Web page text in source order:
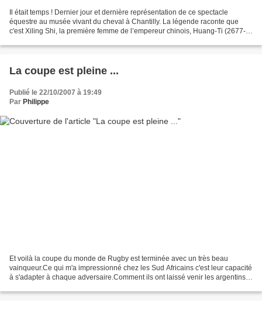
Il était temps ! Dernier jour et dernière représentation de ce spectacle
équestre au musée vivant du cheval à Chantilly. La légende raconte que
c'est Xiling Shi, la première femme de l’empereur chinois, Huang-Ti (2677-
La coupe est pleine ...
Publié le 22/10/2007 à 19:49
Par Philippe
Et voilà la coupe du monde de Rugby est terminée avec un très beau
vainqueur.Ce qui m'a impressionné chez les Sud Africains c'est leur capacité
à s'adapter à chaque adversaire.Comment ils ont laissé venir les argentins,